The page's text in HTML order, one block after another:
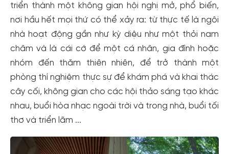
triển thành một không gian hội nghị mở, phổ biến,
nơi hầu hết mọi thứ có thể xảy ra: từ thực tế là ngôi
nhà hoạt động gần như kỳ diệu như một thỏi nam
châm và là cái cớ để một cá nhân, gia đình hoặc
nhóm đến thăm thiên nhiên, để trở thành một
phòng thí nghiệm thực sự để khám phá và khai thác
cây cối, không gian cho các hội thảo sáng tạo khác
nhau, buổi hòa nhạc ngoài trời và trong nhà, buổi tối
thơ và triển lãm ...